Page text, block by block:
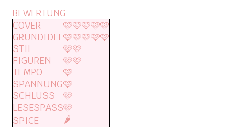
BEWERTUNG
COVER
🩷🩷🩷🩷🩷
GRUNDIDEE🩷🩷🩷🩷🩷
STIL
🩷🩷
FIGUREN
🩷🩷
TEMPO
🩷
SPANNUNG🩷
SCHLUSS
🩷
LESESPASS🩷
SPICE
🌶️